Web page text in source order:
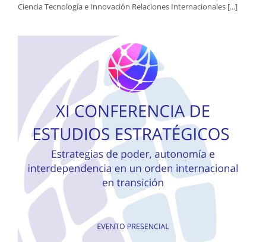
Ciencia Tecnología e Innovación Relaciones Internacionales [...]